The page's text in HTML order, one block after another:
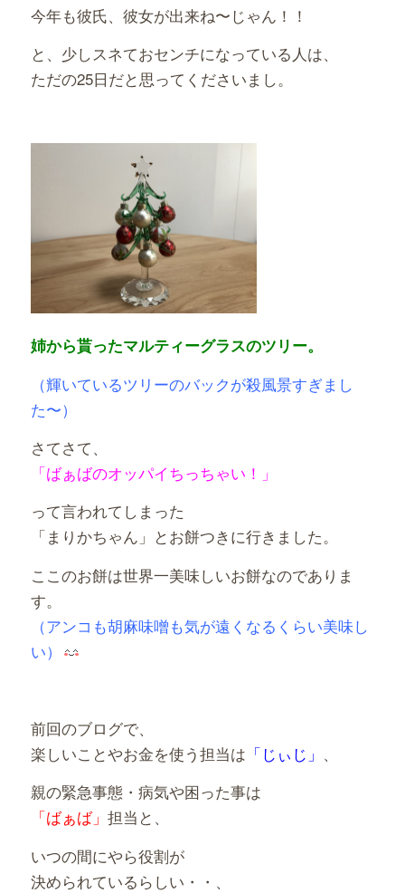
今年も彼氏、彼女が出来ね〜じゃん！！
と、少しスネておセンチになっている人は、
ただの25日だと思ってくださいまし。
姉から貰ったマルティーグラスのツリー。
（輝いているツリーのバックが殺風景すぎまし
た〜）
さてさて、
「ばぁばのオッパイちっちゃい！」
って言われてしまった
「まりかちゃん」とお餅つきに行きました。
ここのお餅は世界一美味しいお餅なのでありま
す。
（アンコも胡麻味噌も気が遠くなるくらい美味し
い）
前回のブログで、
楽しいことやお金を使う担当は 「じぃじ」 、
親の緊急事態・ 病気や困った事は
「ばぁば」 担当と、
いつの間にやら役割が
決められているらしい・・、